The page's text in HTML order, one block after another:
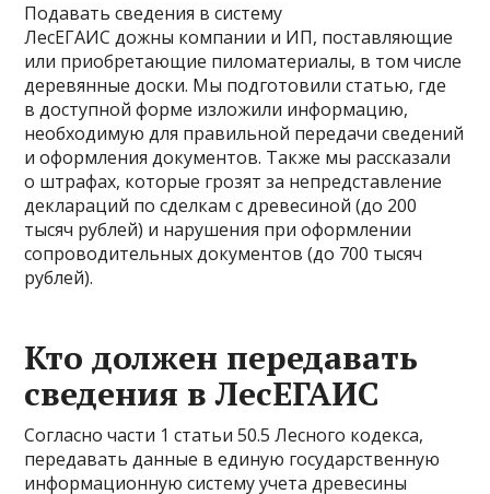
Подавать сведения в систему
ЛесЕГАИС дожны компании и ИП, поставляющие
или приобретающие пиломатериалы, в том числе
деревянные доски. Мы подготовили статью, где
в доступной форме изложили информацию,
необходимую для правильной передачи сведений
и оформления документов. Также мы рассказали
о штрафах, которые грозят за непредставление
деклараций по сделкам с древесиной (до 200
тысяч рублей) и нарушения при оформлении
сопроводительных документов (до 700 тысяч
рублей).
Кто должен передавать
сведения в ЛесЕГАИС
Согласно части 1 статьи 50.5 Лесного кодекса,
передавать данные в единую государственную
информационную систему учета древесины